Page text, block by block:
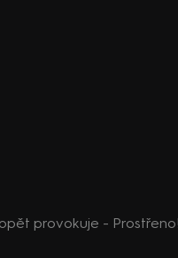
provokuje - Prostřeno!